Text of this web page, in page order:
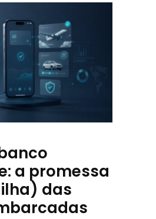
a promessa
das